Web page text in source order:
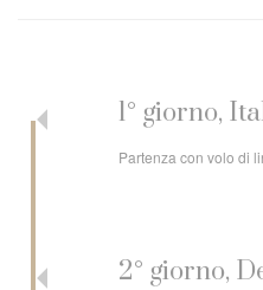
1° giorno,
Partenza con volo di
2° giorno,